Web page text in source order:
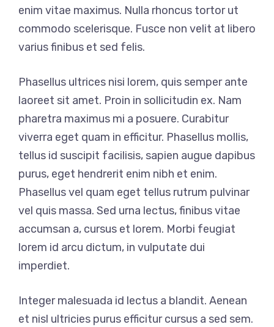
enim vitae maximus. Nulla rhoncus tortor ut
commodo scelerisque. Fusce non velit at libero
varius finibus et sed felis.
Phasellus ultrices nisi lorem, quis semper ante
laoreet sit amet. Proin in sollicitudin ex. Nam
pharetra maximus mi a posuere. Curabitur
viverra eget quam in efficitur. Phasellus mollis,
tellus id suscipit facilisis, sapien augue dapibus
purus, eget hendrerit enim nibh et enim.
Phasellus vel quam eget tellus rutrum pulvinar
vel quis massa. Sed urna lectus, finibus vitae
accumsan a, cursus et lorem. Morbi feugiat
lorem id arcu dictum, in vulputate dui
imperdiet.
Integer malesuada id lectus a blandit. Aenean
et nisl ultricies purus efficitur cursus a sed sem.